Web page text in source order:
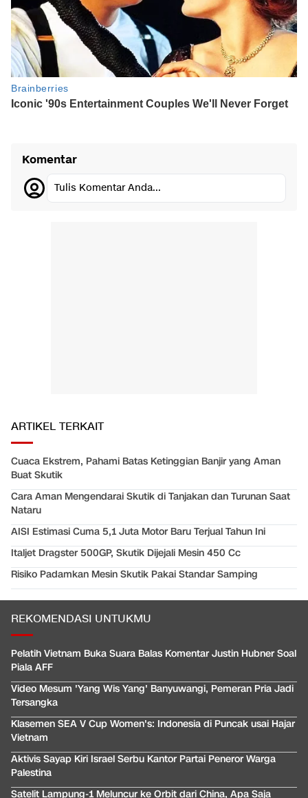
Komentar
Tulis Komentar Anda...
ARTIKEL TERKAIT
Cuaca Ekstrem, Pahami Batas Ketinggian Banjir yang Aman
Buat Skutik
Cara Aman Mengendarai Skutik di Tanjakan dan Turunan Saat
Nataru
AISI Estimasi Cuma 5,1 Juta Motor Baru Terjual Tahun Ini
Italjet Dragster 500GP, Skutik Dijejali Mesin 450 Cc
Risiko Padamkan Mesin Skutik Pakai Standar Samping
REKOMENDASI UNTUKMU
Pelatih Vietnam Buka Suara Balas Komentar Justin Hubner Soal
Piala AFF
Video Mesum 'Yang Wis Yang' Banyuwangi, Pemeran Pria Jadi
Tersangka
Klasemen SEA V Cup Women's: Indonesia di Puncak usai Hajar
Vietnam
Aktivis Sayap Kiri Israel Serbu Kantor Partai Peneror Warga
Palestina
Satelit Lampung-1 Meluncur ke Orbit dari China, Apa Saja